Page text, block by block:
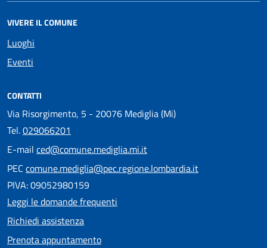
VIVERE IL COMUNE
Luoghi
Eventi
CONTATTI
Via Risorgimento, 5 - 20076 Mediglia (Mi)
Tel.029066201
E-mail ced@comune.mediglia.mi.it
PEC comune.mediglia@pec.regione.lombardia.it
PIVA: 09052980159
Leggi le domande frequenti
Richiedi assistenza
Prenota appuntamento